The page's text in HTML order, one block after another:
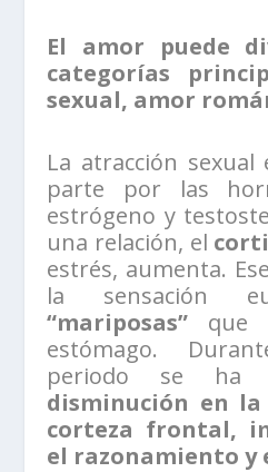
El amor puede
categorías
sexual, amor
La atracción sexual
parte por las
estrógeno y
una relación, el
estrés, aumenta.
la sensación
“mariposas” que
estómago.
periodo se ha
disminución en
corteza frontal,
el razonamiento y